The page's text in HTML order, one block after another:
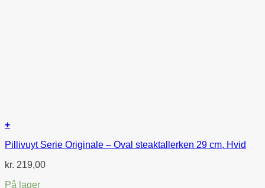
+
Pillivuyt Serie Originale – Oval steaktallerken 29 cm, Hvid
kr. 219,00
På lager